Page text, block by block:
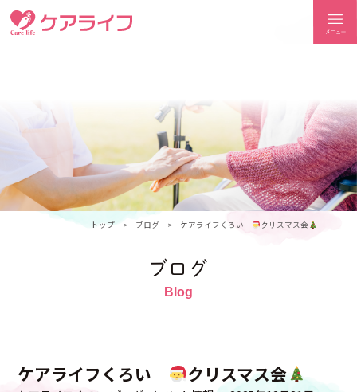
トップ ブログ ケアライフくろい クリスマス会
ブログ
ケアライフくろい クリスマス会